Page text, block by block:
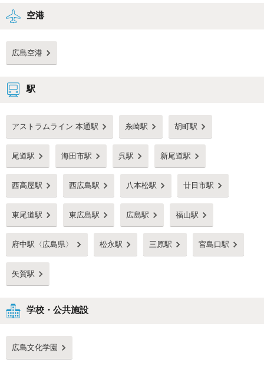
空港
広島空港
駅
アストラムライン 本通駅 糸崎駅 胡町駅
尾道駅 海田市駅 呉駅 新尾道駅
西高屋駅 西広島駅 八本松駅 廿日市駅
東尾道駅 東広島駅 広島駅 福山駅
府中駅〈広島県〉 松永駅 三原駅 宮島口駅
矢賀駅
学校・公共施設
広島文化学園